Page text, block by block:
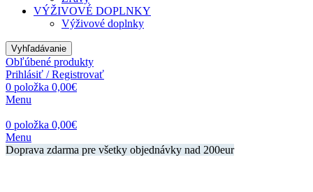
VÝŽIVOVÉ DOPLNKY
Výživové doplnky
Vyhľadávanie
Obľúbené produkty
Prihlásiť / Registrovať
0 položka 0,00€
Menu
0 položka 0,00€
Menu
Doprava zdarma pre všetky objednávky nad 200eur